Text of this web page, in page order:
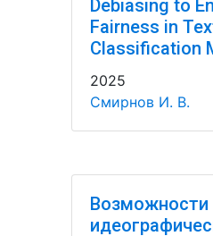
Debiasing to
Fairness in
Classification
2025
Смирнов И. В.
Возможности